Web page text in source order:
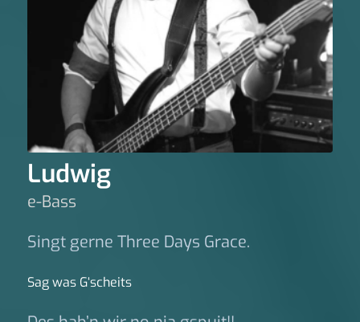
Ludwig
e-Bass
Singt gerne Three Days Grace.
Sag was G‘scheits